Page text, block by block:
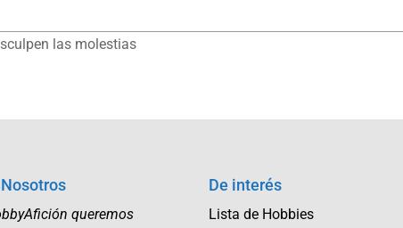
las molestias
queremos
De interés
Lista de Hobbies